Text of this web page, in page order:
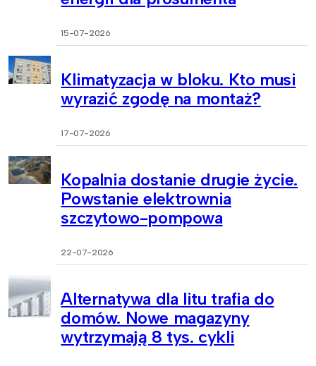
15-07-2026
Klimatyzacja w bloku. Kto musi
wyrazić zgodę na montaż?
17-07-2026
Kopalnia dostanie drugie życie.
Powstanie elektrownia
szczytowo-pompowa
22-07-2026
Alternatywa dla litu trafia do
domów. Nowe magazyny
wytrzymają 8 tys. cykli